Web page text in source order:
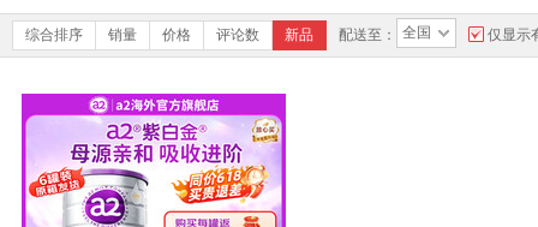
综合排序 销量 价格 评论数 新品 配送至： 全国 仅显示